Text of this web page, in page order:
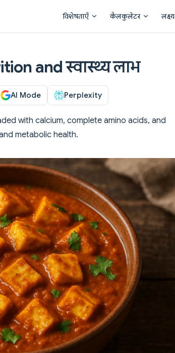
विशेषताएँ कैलकुलेटर लक्ष्य
and स्वास्थ्य लाभ
AI Mode Perplexity
with calcium, complete amino acids, and
metabolic health.